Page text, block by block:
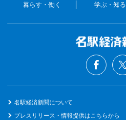
暮らす・働く 学ぶ・知る
名駅経済新聞について
プレスリリース・情報提供はこちらから